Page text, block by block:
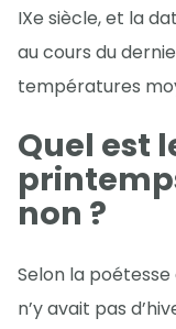
IXe siècle, et la
au cours du
températures
Quel est
non ?
Selon la
n’y avait pas